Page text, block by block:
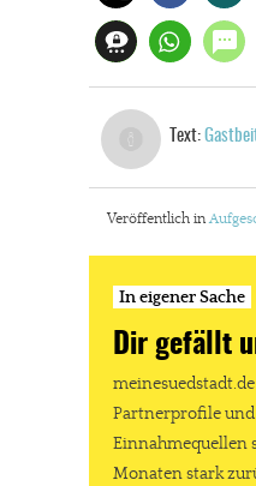
Text:
Veröffentlich in
In eigener Sache
Dir gefällt
Partnerprofile und
Einnahmequellen
Monaten stark